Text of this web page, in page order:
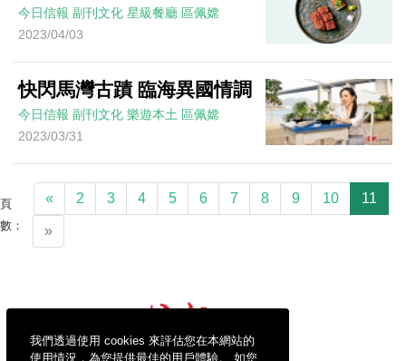
我們透過使用 cookies 來評估您在本網站的
使用情況，為您提供最佳的用戶體驗。 如您
今日信報 副刊文化 星級餐廳 區佩嫦
2023/04/03
快閃馬灣古蹟 臨海異國情調
今日信報 副刊文化 樂遊本土 區佩嫦
2023/03/31
頁
數：
« 2 3 4 5 6 7 8 9 10 11
»